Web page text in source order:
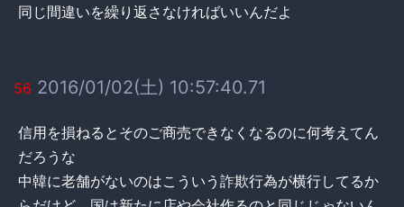
同じ間違いを繰り返さなければいいんだよ
56 2016/01/02(土) 10:57:40.71
信用を損ねるとそのご商売できなくなるのに何考えてん
だろうな
中韓に老舗がないのはこういう詐欺行為が横行してるか